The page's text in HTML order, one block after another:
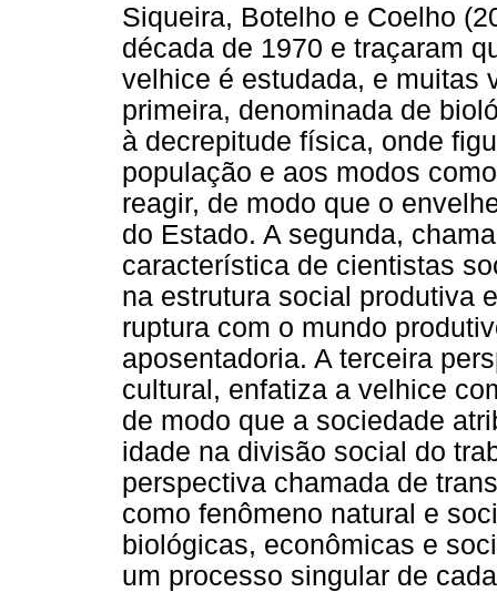
Siqueira, Botelho e Coelho
década de 1970 e traçaram
velhice é estudada, e muitas
primeira, denominada de
à decrepitude física, onde
população e aos modos
reagir, de modo que o
do Estado. A segunda,
característica de cientistas
na estrutura social produtiva
ruptura com o mundo
aposentadoria. A terceira
cultural, enfatiza a velhice
de modo que a sociedade
idade na divisão social do
perspectiva chamada de
como fenômeno natural e
biológicas, econômicas e
um processo singular de